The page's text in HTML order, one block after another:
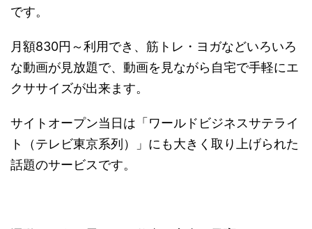
です。
月額830円～利用でき、筋トレ・ヨガなどいろいろ
な動画が見放題で、動画を見ながら自宅で手軽にエ
クササイズが出来ます。
サイトオープン当日は「ワールドビジネスサテライ
ト（テレビ東京系列）」にも大きく取り上げられた
話題のサービスです。